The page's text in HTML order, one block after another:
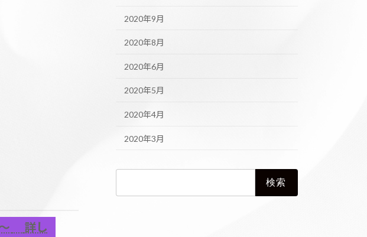
詳し
2020年9月
2020年8月
2020年6月
2020年5月
2020年4月
2020年3月